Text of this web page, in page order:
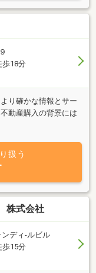
歩18分
り確かな情報とサー
動産購入の背景には
選定などについて随
い。
扱う
株式会社
ディ-ルビル
歩15分